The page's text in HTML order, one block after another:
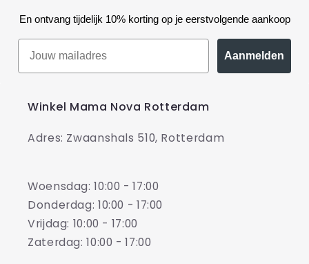
En ontvang tijdelijk 10% korting op je eerstvolgende aankoop
Aanmelden
Winkel Mama Nova Rotterdam
Adres: Zwaanshals 510, Rotterdam
Woensdag: 10:00 - 17:00
Donderdag: 10:00 - 17:00
Vrijdag: 10:00 - 17:00
Zaterdag: 10:00 - 17:00